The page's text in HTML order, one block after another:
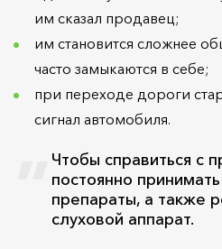
им сказал продавец;
им становится сложнее
часто замыкаются в себе;
при переходе дороги
сигнал автомобиля.
Чтобы справиться с
постоянно
препараты, а также
слуховой аппарат.